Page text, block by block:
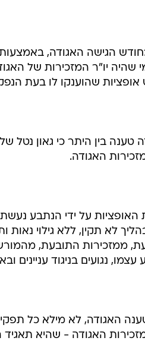
הגישה האגודה,
שהוענקו לו בעת הנפקת
טענה בין היתר כי גאון נטל
האגודה.
האופציות על ידי הנתבע
לא תקין, ללא גילוי
ממזכירות התובעת,
נגועים בניגוד עניינים
טענה האגודה, לא מילא כל
מזכירות האגודה - שהיא